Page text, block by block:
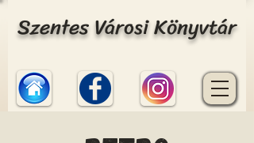
Szentes Városi Könyvtár